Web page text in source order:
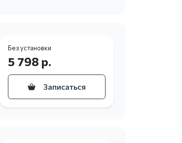
Без установки
5 798 р.
Записаться